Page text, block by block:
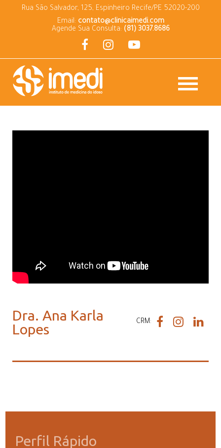
Rua São Salvador, 125, Espinheiro Recife/PE 52020-200
Email: contato@clinicaimedi.com
Agende Sua Consulta: (81) 3037.8686
Dra. Ana Karla
Lopes
CRM:
Perfil Rápido